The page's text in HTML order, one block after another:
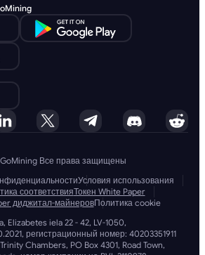
Все права защищены
Условия использования
соответствияТокен White Paper
диджитал-майнеровПолитика cookie
Elizabetes iela 22 - 42, LV-1050,
регистрационный номер: 40203351911
Chambers, PO Box 4301, Road Town,